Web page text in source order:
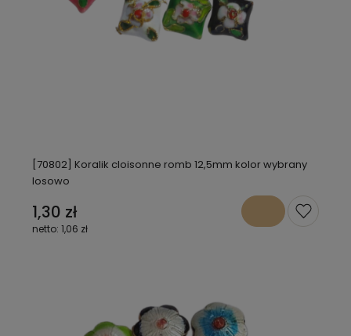
[70802] Koralik cloisonne romb 12,5mm kolor wybrany
losowo
1,30 zł
1,06 zł